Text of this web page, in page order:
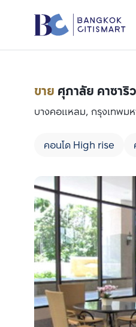
ขาย ศุภาลัย คาซาริ
บางคอแหลม, กรุงเทพม
คอนโด High rise
เพิ่มยูนิตเป
รายก